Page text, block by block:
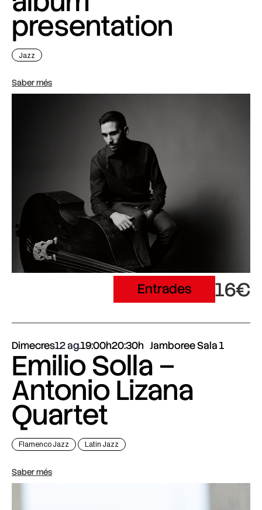
presentation
Jazz
Saber més
Entrades 16€
Dimecres12 ag.19:00h20:30h Jamboree Sala 1
Emilio Solla –
Antonio Lizana
Quartet
Flamenco Jazz Latin Jazz
Saber més